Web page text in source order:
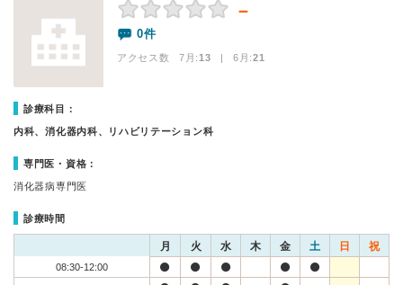
－
0件
アクセス数 7月:13 | 6月:21
診療科目：
内科、消化器内科、リハビリテーション科
専門医・資格：
消化器病専門医
診療時間
月 火 水 木 金 土 日 祝
08:30-12:00